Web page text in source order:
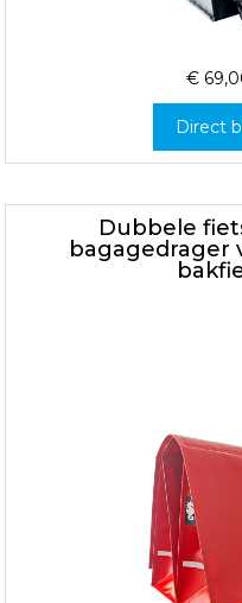
€
Direct
Dubbele
bagagedrager